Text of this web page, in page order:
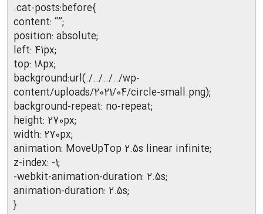
.cat-posts:before{
content: “”;
position: absolute;
left: 41px;
top: 18px;
background:url(./../../../wp-
content/uploads/2021/04/circle-small.png);
background-repeat: no-repeat;
height: 270px;
width: 270px;
animation: MoveUpTop 2.5s linear infinite;
z-index: -1;
-webkit-animation-duration: 2.5s;
animation-duration: 2.5s;
}